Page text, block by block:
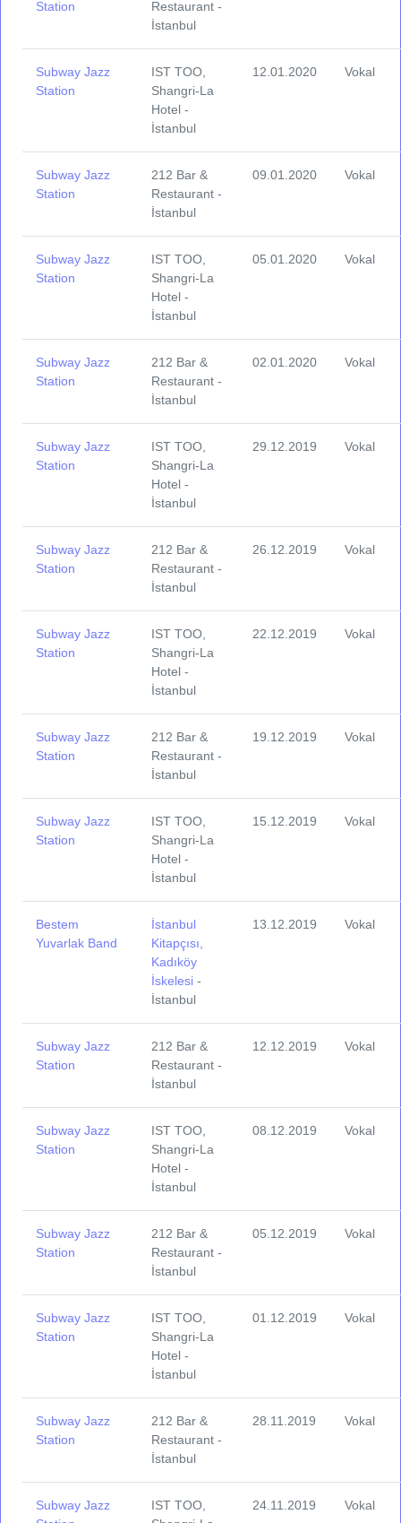
Station
Restaurant -
İstanbul
Subway Jazz
Station
IST TOO,
Shangri-La
Hotel -
İstanbul
12.01.2020 Vokal
Subway Jazz
Station
212 Bar &
Restaurant -
İstanbul
09.01.2020 Vokal
Subway Jazz
Station
IST TOO,
Shangri-La
Hotel -
İstanbul
05.01.2020 Vokal
Subway Jazz
Station
212 Bar &
Restaurant -
İstanbul
02.01.2020 Vokal
Subway Jazz
Station
IST TOO,
Shangri-La
Hotel -
İstanbul
29.12.2019 Vokal
Subway Jazz
Station
212 Bar &
Restaurant -
İstanbul
26.12.2019 Vokal
Subway Jazz
Station
IST TOO,
Shangri-La
Hotel -
İstanbul
22.12.2019 Vokal
Subway Jazz
Station
212 Bar &
Restaurant -
İstanbul
19.12.2019 Vokal
Subway Jazz
Station
IST TOO,
Shangri-La
Hotel -
İstanbul
15.12.2019 Vokal
Bestem
Yuvarlak Band
İstanbul
Kitapçısı,
Kadıköy
İskelesi -
İstanbul
13.12.2019 Vokal
Subway Jazz
Station
212 Bar &
Restaurant -
İstanbul
12.12.2019 Vokal
Subway Jazz
Station
IST TOO,
Shangri-La
Hotel -
İstanbul
08.12.2019 Vokal
Subway Jazz
Station
212 Bar &
Restaurant -
İstanbul
05.12.2019 Vokal
Subway Jazz
Station
IST TOO,
Shangri-La
Hotel -
İstanbul
01.12.2019 Vokal
Subway Jazz
Station
212 Bar &
Restaurant -
İstanbul
28.11.2019 Vokal
Subway Jazz
IST TOO,
24.11.2019 Vokal